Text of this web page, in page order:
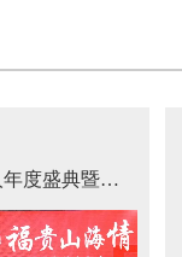
第十二届天下贵州人年度盛典暨贵商总会年会在福建泉州举行曹德旺郑强马少骅等多位大咖出席